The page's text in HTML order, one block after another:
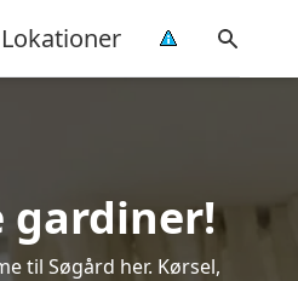
Lokationer
gardiner!
til Søgård her. Kørsel,